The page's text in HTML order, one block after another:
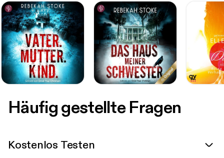
Häufig gestellte Fragen
Kostenlos Testen